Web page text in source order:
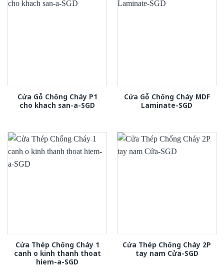
Cửa Gỗ Chống Cháy P1
cho khach san-a-SGD
Cửa Gỗ Chống Cháy MDF
Laminate-SGD
Cửa Thép Chống Cháy 1
canh o kinh thanh thoat
hiem-a-SGD
Cửa Thép Chống Cháy 2P
tay nam Cửa-SGD